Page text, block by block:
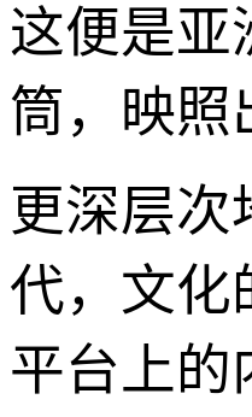
这便是
筒，映照
更深层次
代，文化
平台上的